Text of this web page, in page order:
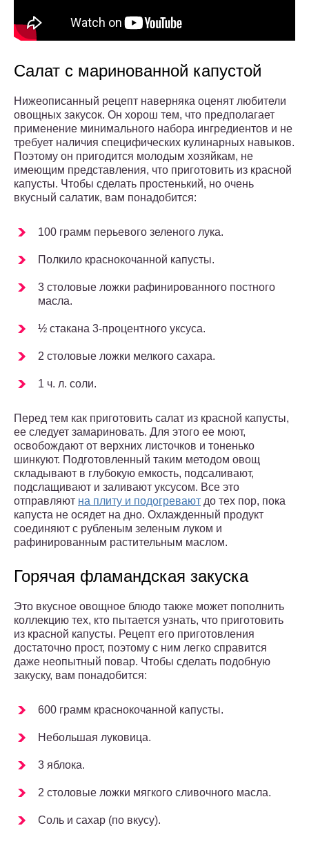
Салат с маринованной капустой
Нижеописанный рецепт наверняка оценят любители
овощных закусок. Он хорош тем, что предполагает
применение минимального набора ингредиентов и не
требует наличия специфических кулинарных навыков.
Поэтому он пригодится молодым хозяйкам, не
имеющим представления, что приготовить из красной
капусты. Чтобы сделать простенький, но очень
вкусный салатик, вам понадобится:
100 грамм перьевого зеленого лука.
Полкило краснокочанной капусты.
3 столовые ложки рафинированного постного
масла.
½ стакана 3-процентного уксуса.
2 столовые ложки мелкого сахара.
1 ч. л. соли.
Перед тем как приготовить салат из красной капусты,
ее следует замариновать. Для этого ее моют,
освобождают от верхних листочков и тоненько
шинкуют. Подготовленный таким методом овощ
складывают в глубокую емкость, подсаливают,
подслащивают и заливают уксусом. Все это
отправляют на плиту и подогревают до тех пор, пока
капуста не осядет на дно. Охлажденный продукт
соединяют с рубленым зеленым луком и
рафинированным растительным маслом.
Горячая фламандская закуска
Это вкусное овощное блюдо также может пополнить
коллекцию тех, кто пытается узнать, что приготовить
из красной капусты. Рецепт его приготовления
достаточно прост, поэтому с ним легко справится
даже неопытный повар. Чтобы сделать подобную
закуску, вам понадобится:
600 грамм краснокочанной капусты.
Небольшая луковица.
3 яблока.
2 столовые ложки мягкого сливочного масла.
Соль и сахар (по вкусу).